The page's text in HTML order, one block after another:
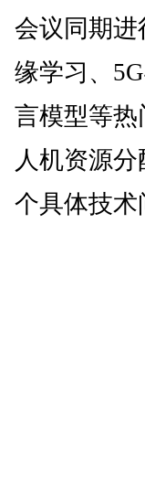
会议同期
缘学习、
言模型等
人机资源
个具体技术